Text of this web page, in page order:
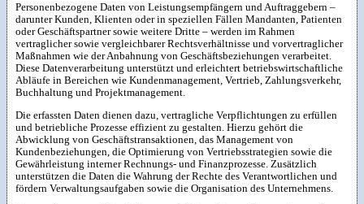
Personenbezogene Daten von Leistungsempfängern und Auftraggebern –
darunter Kunden, Klienten oder in speziellen Fällen Mandanten, Patienten
oder Geschäftspartner sowie weitere Dritte – werden im Rahmen
vertraglicher sowie vergleichbarer Rechtsverhältnisse und vorvertraglicher
Maßnahmen wie der Anbahnung von Geschäftsbeziehungen verarbeitet.
Diese Datenverarbeitung unterstützt und erleichtert betriebswirtschaftliche
Abläufe in Bereichen wie Kundenmanagement, Vertrieb, Zahlungsverkehr,
Buchhaltung und Projektmanagement.
Die erfassten Daten dienen dazu, vertragliche Verpflichtungen zu erfüllen
und betriebliche Prozesse effizient zu gestalten. Hierzu gehört die
Abwicklung von Geschäftstransaktionen, das Management von
Kundenbeziehungen, die Optimierung von Vertriebsstrategien sowie die
Gewährleistung interner Rechnungs- und Finanzprozesse. Zusätzlich
unterstützen die Daten die Wahrung der Rechte des Verantwortlichen und
fördern Verwaltungsaufgaben sowie die Organisation des Unternehmens.